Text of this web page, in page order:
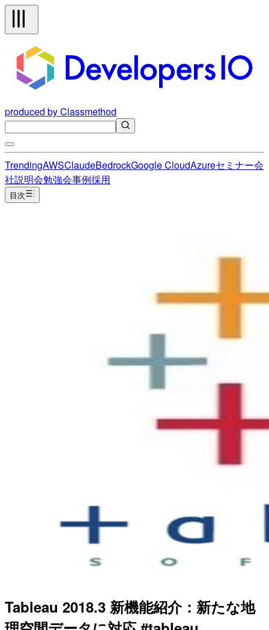
produced by Classmethod
TrendingAWSClaudeBedrockGoogle CloudAzureセミナー会
社説明会勉強会事例採用
目次
Tableau 2018.3 新機能紹介：新たな地